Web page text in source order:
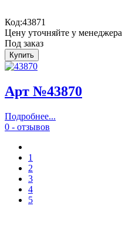
Код:43871
Цену уточняйте у менеджера
Под заказ
Арт №43870
Подробнее...
0 - отзывов
1
2
3
4
5